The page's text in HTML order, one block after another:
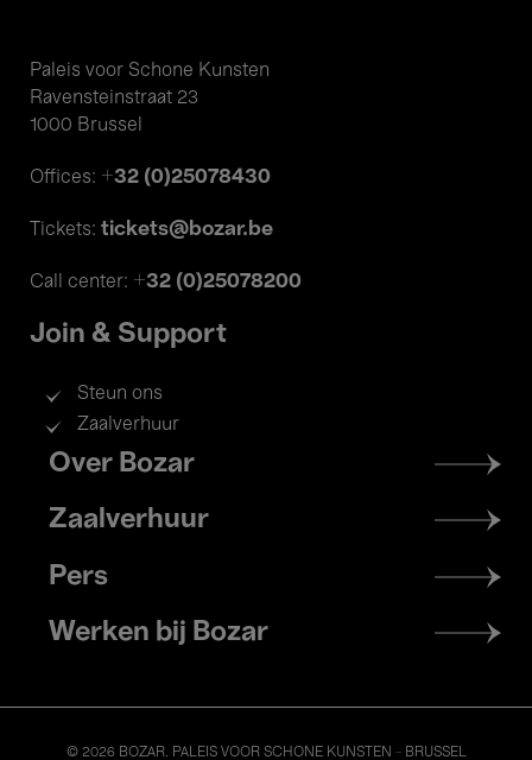
Paleis voor Schone Kunsten
Ravensteinstraat 23
1000 Brussel
Offices: +32 (0)25078430
Tickets: tickets@bozar.be
Call center: +32 (0)25078200
Join & Support
Steun ons
Zaalverhuur
Footer
menu
Over Bozar
Zaalverhuur
Pers
Werken bij Bozar
© 2026 BOZAR. PALEIS VOOR SCHONE KUNSTEN - BRUSSEL